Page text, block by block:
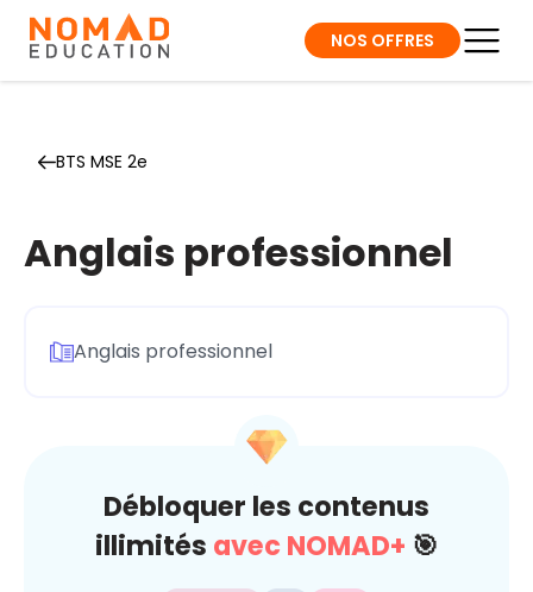
NOS OFFRES
BTS MSE 2e
Anglais professionnel
Anglais professionnel
Débloquer les contenus
illimités avec NOMAD+ 🎯